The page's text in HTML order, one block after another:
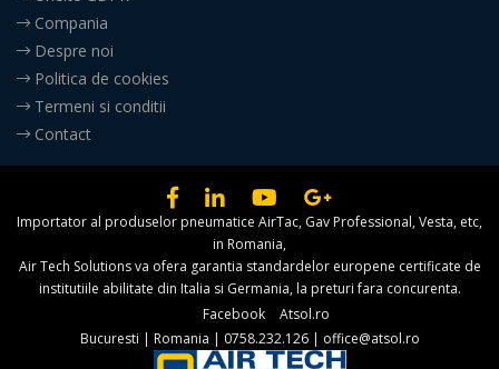
Compania
Despre noi
Politica de cookies
Termeni si conditii
Contact
Importator al produselor pneumatice AirTac, Gav Professional, Vesta, etc,
in Romania,
Air Tech Solutions va ofera garantia standardelor europene certificate de
institutiile abilitate din Italia si Germania, la preturi fara concurenta.
Facebook
Atsol.ro
Bucuresti | Romania | 0758.232.126| office@atsol.ro